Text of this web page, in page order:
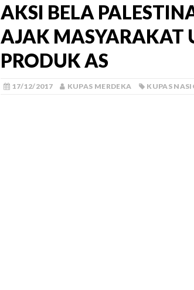
AKSI BELA
AJAK MASYARAKAT
PRODUK AS
17/12/2017 KUPAS MERDEKA KUPAS